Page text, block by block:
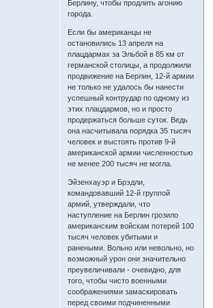
Берлину, чтобы продлить агонию
города.
Если бы американцы не
остановились 13 апреля на
плацдармах за Эльбой в 85 км от
германской столицы, а продолжили
продвижение на Берлин, 12-й армии
не только не удалось бы нанести
успешный контрудар по одному из
этих плацдармов, но и просто
продержаться больше суток. Ведь
она насчитывала порядка 35 тысяч
человек и выстоять против 9-й
американской армии численностью
не менее 200 тысяч не могла.
Эйзенхауэр и Брэдли,
командовавший 12-й группой
армий, утверждали, что
наступление на Берлин грозило
американским войскам потерей 100
тысяч человек убитыми и
ранеными. Вольно или невольно, но
возможный урон они значительно
преувеличивали - очевидно, для
того, чтобы чисто военными
соображениями замаскировать
перед своими подчиненными